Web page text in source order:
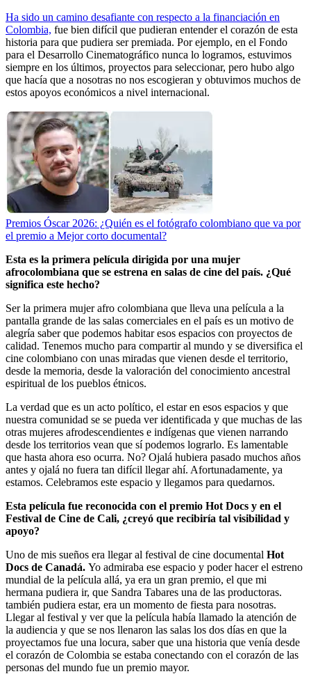
Ha sido un camino desafiante con respecto a la financiación en
Colombia, fue bien difícil que pudieran entender el corazón de esta
historia para que pudiera ser premiada. Por ejemplo, en el Fondo
para el Desarrollo Cinematográfico nunca lo logramos, estuvimos
siempre en los últimos, proyectos para seleccionar, pero hubo algo
que hacía que a nosotras no nos escogieran y obtuvimos muchos de
estos apoyos económicos a nivel internacional.
Premios Óscar 2026: ¿Quién es el fotógrafo colombiano que va por
el premio a Mejor corto documental?
Esta es la primera película dirigida por una mujer
afrocolombiana que se estrena en salas de cine del país. ¿Qué
significa este hecho?
Ser la primera mujer afro colombiana que lleva una película a la
pantalla grande de las salas comerciales en el país es un motivo de
alegría saber que podemos habitar esos espacios con proyectos de
calidad. Tenemos mucho para compartir al mundo y se diversifica el
cine colombiano con unas miradas que vienen desde el territorio,
desde la memoria, desde la valoración del conocimiento ancestral
espiritual de los pueblos étnicos.
La verdad que es un acto político, el estar en esos espacios y que
nuestra comunidad se se pueda ver identificada y que muchas de las
otras mujeres afrodescendientes e indígenas que vienen narrando
desde los territorios vean que sí podemos lograrlo. Es lamentable
que hasta ahora eso ocurra. No? Ojalá hubiera pasado muchos años
antes y ojalá no fuera tan difícil llegar ahí. Afortunadamente, ya
estamos. Celebramos este espacio y llegamos para quedarnos.
Esta película fue reconocida con el premio Hot Docs y en el
Festival de Cine de Cali, ¿creyó que recibiría tal visibilidad y
apoyo?
Uno de mis sueños era llegar al festival de cine documental Hot
Docs de Canadá. Yo admiraba ese espacio y poder hacer el estreno
mundial de la película allá, ya era un gran premio, el que mi
hermana pudiera ir, que Sandra Tabares una de las productoras.
también pudiera estar, era un momento de fiesta para nosotras.
Llegar al festival y ver que la película había llamado la atención de
la audiencia y que se nos llenaron las salas los dos días en que la
proyectamos fue una locura, saber que una historia que venía desde
el corazón de Colombia se estaba conectando con el corazón de las
personas del mundo fue un premio mayor.